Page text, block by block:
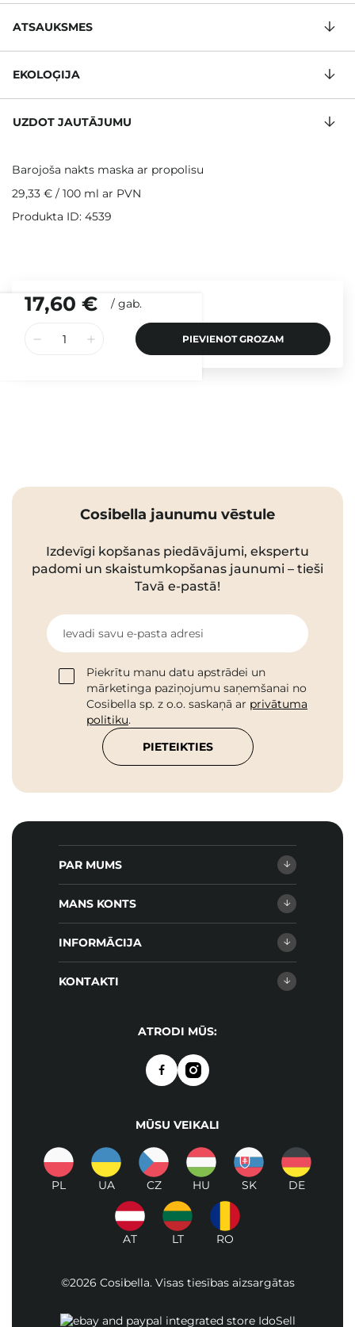
17,60 € / gab.
PIEVIENOT GROZAM
ATSAUKSMES
EKOLOĢIJA
UZDOT JAUTĀJUMU
Barojoša nakts maska ar propolisu
29,33 € / 100 ml ar PVN
Produkta ID: 4539
Cosibella jaunumu vēstule
Izdevīgi kopšanas piedāvājumi, ekspertu
padomi un skaistumkopšanas jaunumi – tieši
Tavā e-pastā!
Ievadi savu e-pasta adresi
Piekrītu manu datu apstrādei un
mārketinga paziņojumu saņemšanai no
Cosibella sp. z o.o. saskaņā ar privātuma
politiku.
PIETEIKTIES
PAR MUMS
MANS KONTS
INFORMĀCIJA
KONTAKTI
ATRODI MŪS:
MŪSU VEIKALI
PL UA CZ HU SK DE
AT LT RO
©2026 Cosibella. Visas tiesības aizsargātas